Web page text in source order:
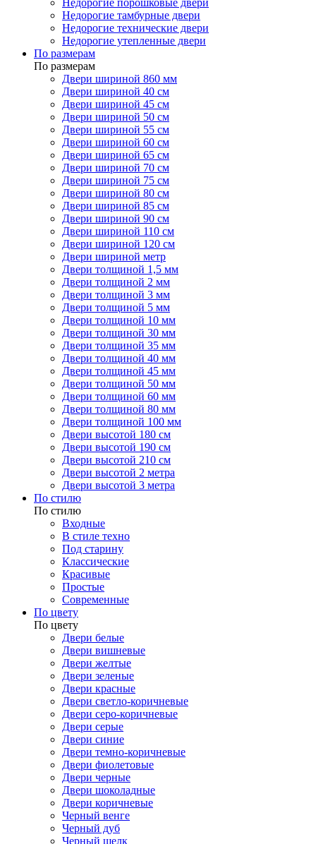
Недорогие порошковые двери
Недорогие тамбурные двери
Недорогие технические двери
Недорогие утепленные двери
По размерам
По размерам
Двери шириной 860 мм
Двери шириной 40 см
Двери шириной 45 см
Двери шириной 50 см
Двери шириной 55 см
Двери шириной 60 см
Двери шириной 65 см
Двери шириной 70 см
Двери шириной 75 см
Двери шириной 80 см
Двери шириной 85 см
Двери шириной 90 см
Двери шириной 110 см
Двери шириной 120 см
Двери шириной метр
Двери толщиной 1,5 мм
Двери толщиной 2 мм
Двери толщиной 3 мм
Двери толщиной 5 мм
Двери толщиной 10 мм
Двери толщиной 30 мм
Двери толщиной 35 мм
Двери толщиной 40 мм
Двери толщиной 45 мм
Двери толщиной 50 мм
Двери толщиной 60 мм
Двери толщиной 80 мм
Двери толщиной 100 мм
Двери высотой 180 см
Двери высотой 190 см
Двери высотой 210 см
Двери высотой 2 метра
Двери высотой 3 метра
По стилю
По стилю
Входные
В стиле техно
Под старину
Классические
Красивые
Простые
Современные
По цвету
По цвету
Двери белые
Двери вишневые
Двери желтые
Двери зеленые
Двери красные
Двери светло-коричневые
Двери серо-коричневые
Двери серые
Двери синие
Двери темно-коричневые
Двери фиолетовые
Двери черные
Двери шоколадные
Двери коричневые
Черный венге
Черный дуб
Черный шелк